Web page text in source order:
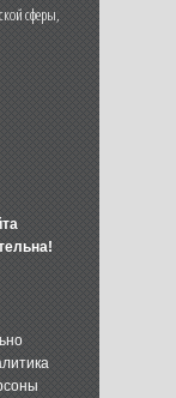
сферы,